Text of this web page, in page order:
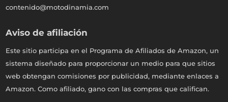
contenido@motodinamia.com
Aviso de afiliación
Este sitio participa en el Programa de Afiliados de Amazon, un
sistema diseñado para proporcionar un medio para que sitios
web obtengan comisiones por publicidad, mediante enlaces a
Amazon. Como afiliado, gano con las compras que califican.